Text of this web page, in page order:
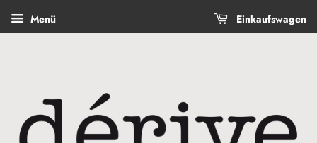
Menü Einkaufswagen